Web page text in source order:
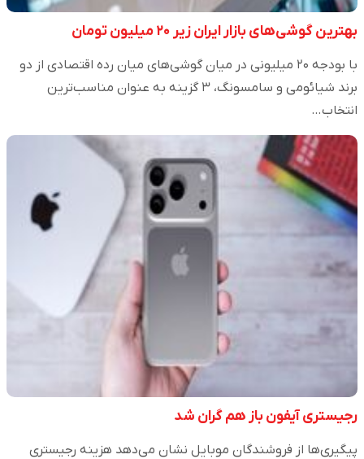
بهترین گوشی‌های بازار ایران زیر ۲۰ میلیون تومان
با بودجه ۲۰ میلیونی در میان گوشی‌های میان رده اقتصادی از دو
برند شیائومی و سامسونگ، ۳ گزینه به عنوان مناسب‌ترین
انتخاب…
رجیستری آیفون باز هم گران شد
پیگیری‌ها از فروشندگان موبایل نشان می‌دهد هزینه رجیستری